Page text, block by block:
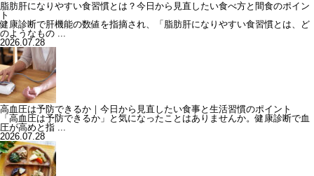
脂肪肝になりやすい食習慣とは？今日から見直したい食べ方と間食のポイン
ト
健康診断で肝機能の数値を指摘され、「脂肪肝になりやすい食習慣とは、ど
のようなもの ...
2026.07.28
高血圧は予防できるか｜今日から見直したい食事と生活習慣のポイント
「高血圧は予防できるか」と気になったことはありませんか。健康診断で血
圧が高めと指 ...
2026.07.28